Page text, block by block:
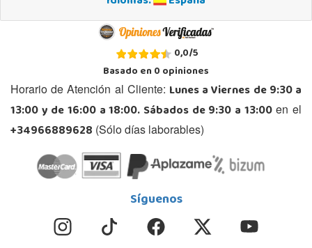
0,0/5
Basado en0opiniones
Horario de Atención al Cliente: Lunes a Viernes de 9:30 a
13:00 y de 16:00 a 18:00. Sábados de 9:30 a 13:00en el
+34966889628 (Sólo días laborables)
Síguenos